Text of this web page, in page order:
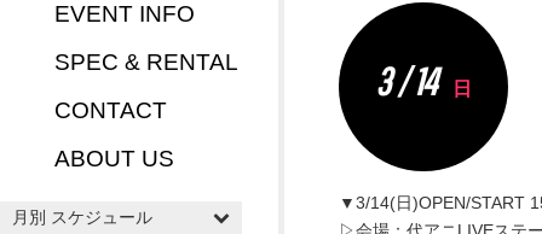
EVENT INFO
SPEC & RENTAL
CONTACT
ABOUT US
月別 スケジュール
3 / 14 日
▼3/14(日)OPEN/START